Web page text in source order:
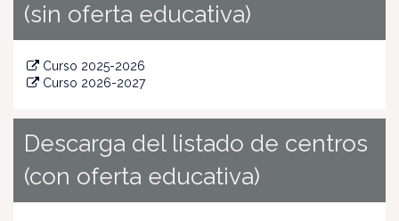
(sin oferta educativa)
Curso 2025-2026
Curso 2026-2027
Descarga del listado de centros
(con oferta educativa)